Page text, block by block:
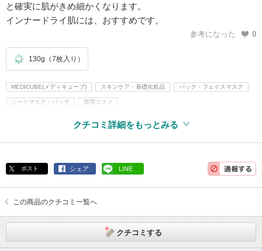
と確実に肌がきめ細かくなります。
インナードライ肌には、おすすめです。
参考になった 0
130g（7枚入り）
MEDICUBE(メディキューブ) スキンケア・基礎化粧品 パック・フェイスマスク
シートマスク・パック 韓国コスメ
クチコミ詳細をもっとみる
ポスト シェア LINE
この商品のクチコミ一覧へ
クチコミする